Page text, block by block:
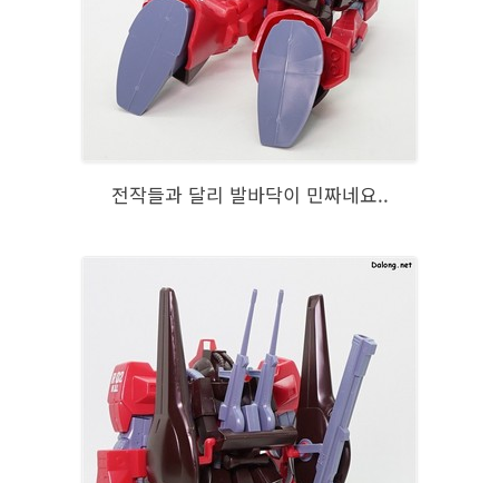
전작들과 달리 발바닥이 민짜네요..